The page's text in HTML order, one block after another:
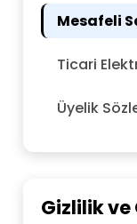
Mesafeli
Ticari
Üyelik
Gizlilik ve